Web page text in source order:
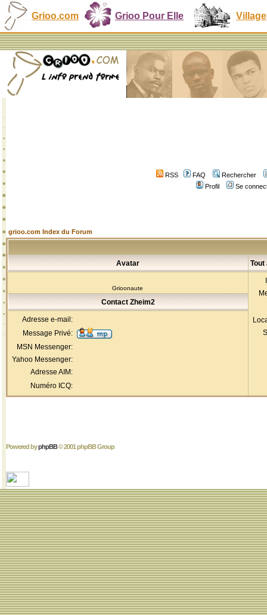
Grioo.com Grioo Pour Elle Village
RSS FAQ
Rechercher
Profil
Se
grioo.com Index du Forum
Avatar Tout
Grioonaute
Contact Zheim2
Adresse e-mail:
Message Privé:
MSN Messenger:
Yahoo Messenger:
Adresse AIM:
Numéro ICQ:
Powered byphpBB© 2001 phpBB Group